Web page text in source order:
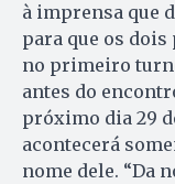
à imprensa que
para que os
no primeiro
antes do
próximo dia 29
acontecerá
nome dele. “Da